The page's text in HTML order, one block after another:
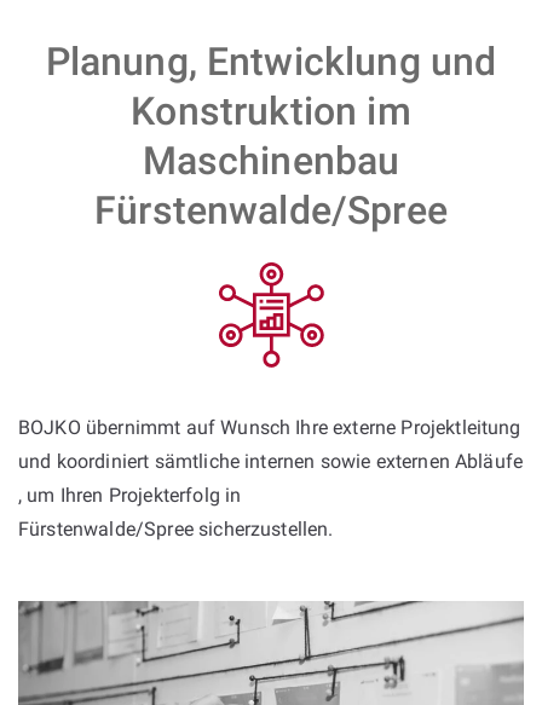
Planung, Entwicklung und
Konstruktion im
Maschinenbau
Fürstenwalde/Spree
BOJKO übernimmt auf Wunsch Ihre externe Projektleitung
und koordiniert sämtliche internen sowie externen Abläufe
, um Ihren Projekterfolg in
Fürstenwalde/Spree sicherzustellen.